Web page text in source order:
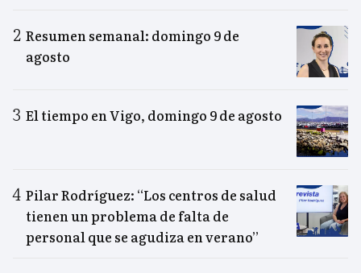
Resumen semanal: domingo 9 de
agosto
El tiempo en Vigo, domingo 9 de agosto
Pilar Rodríguez: “Los centros de salud
tienen un problema de falta de
personal que se agudiza en verano”